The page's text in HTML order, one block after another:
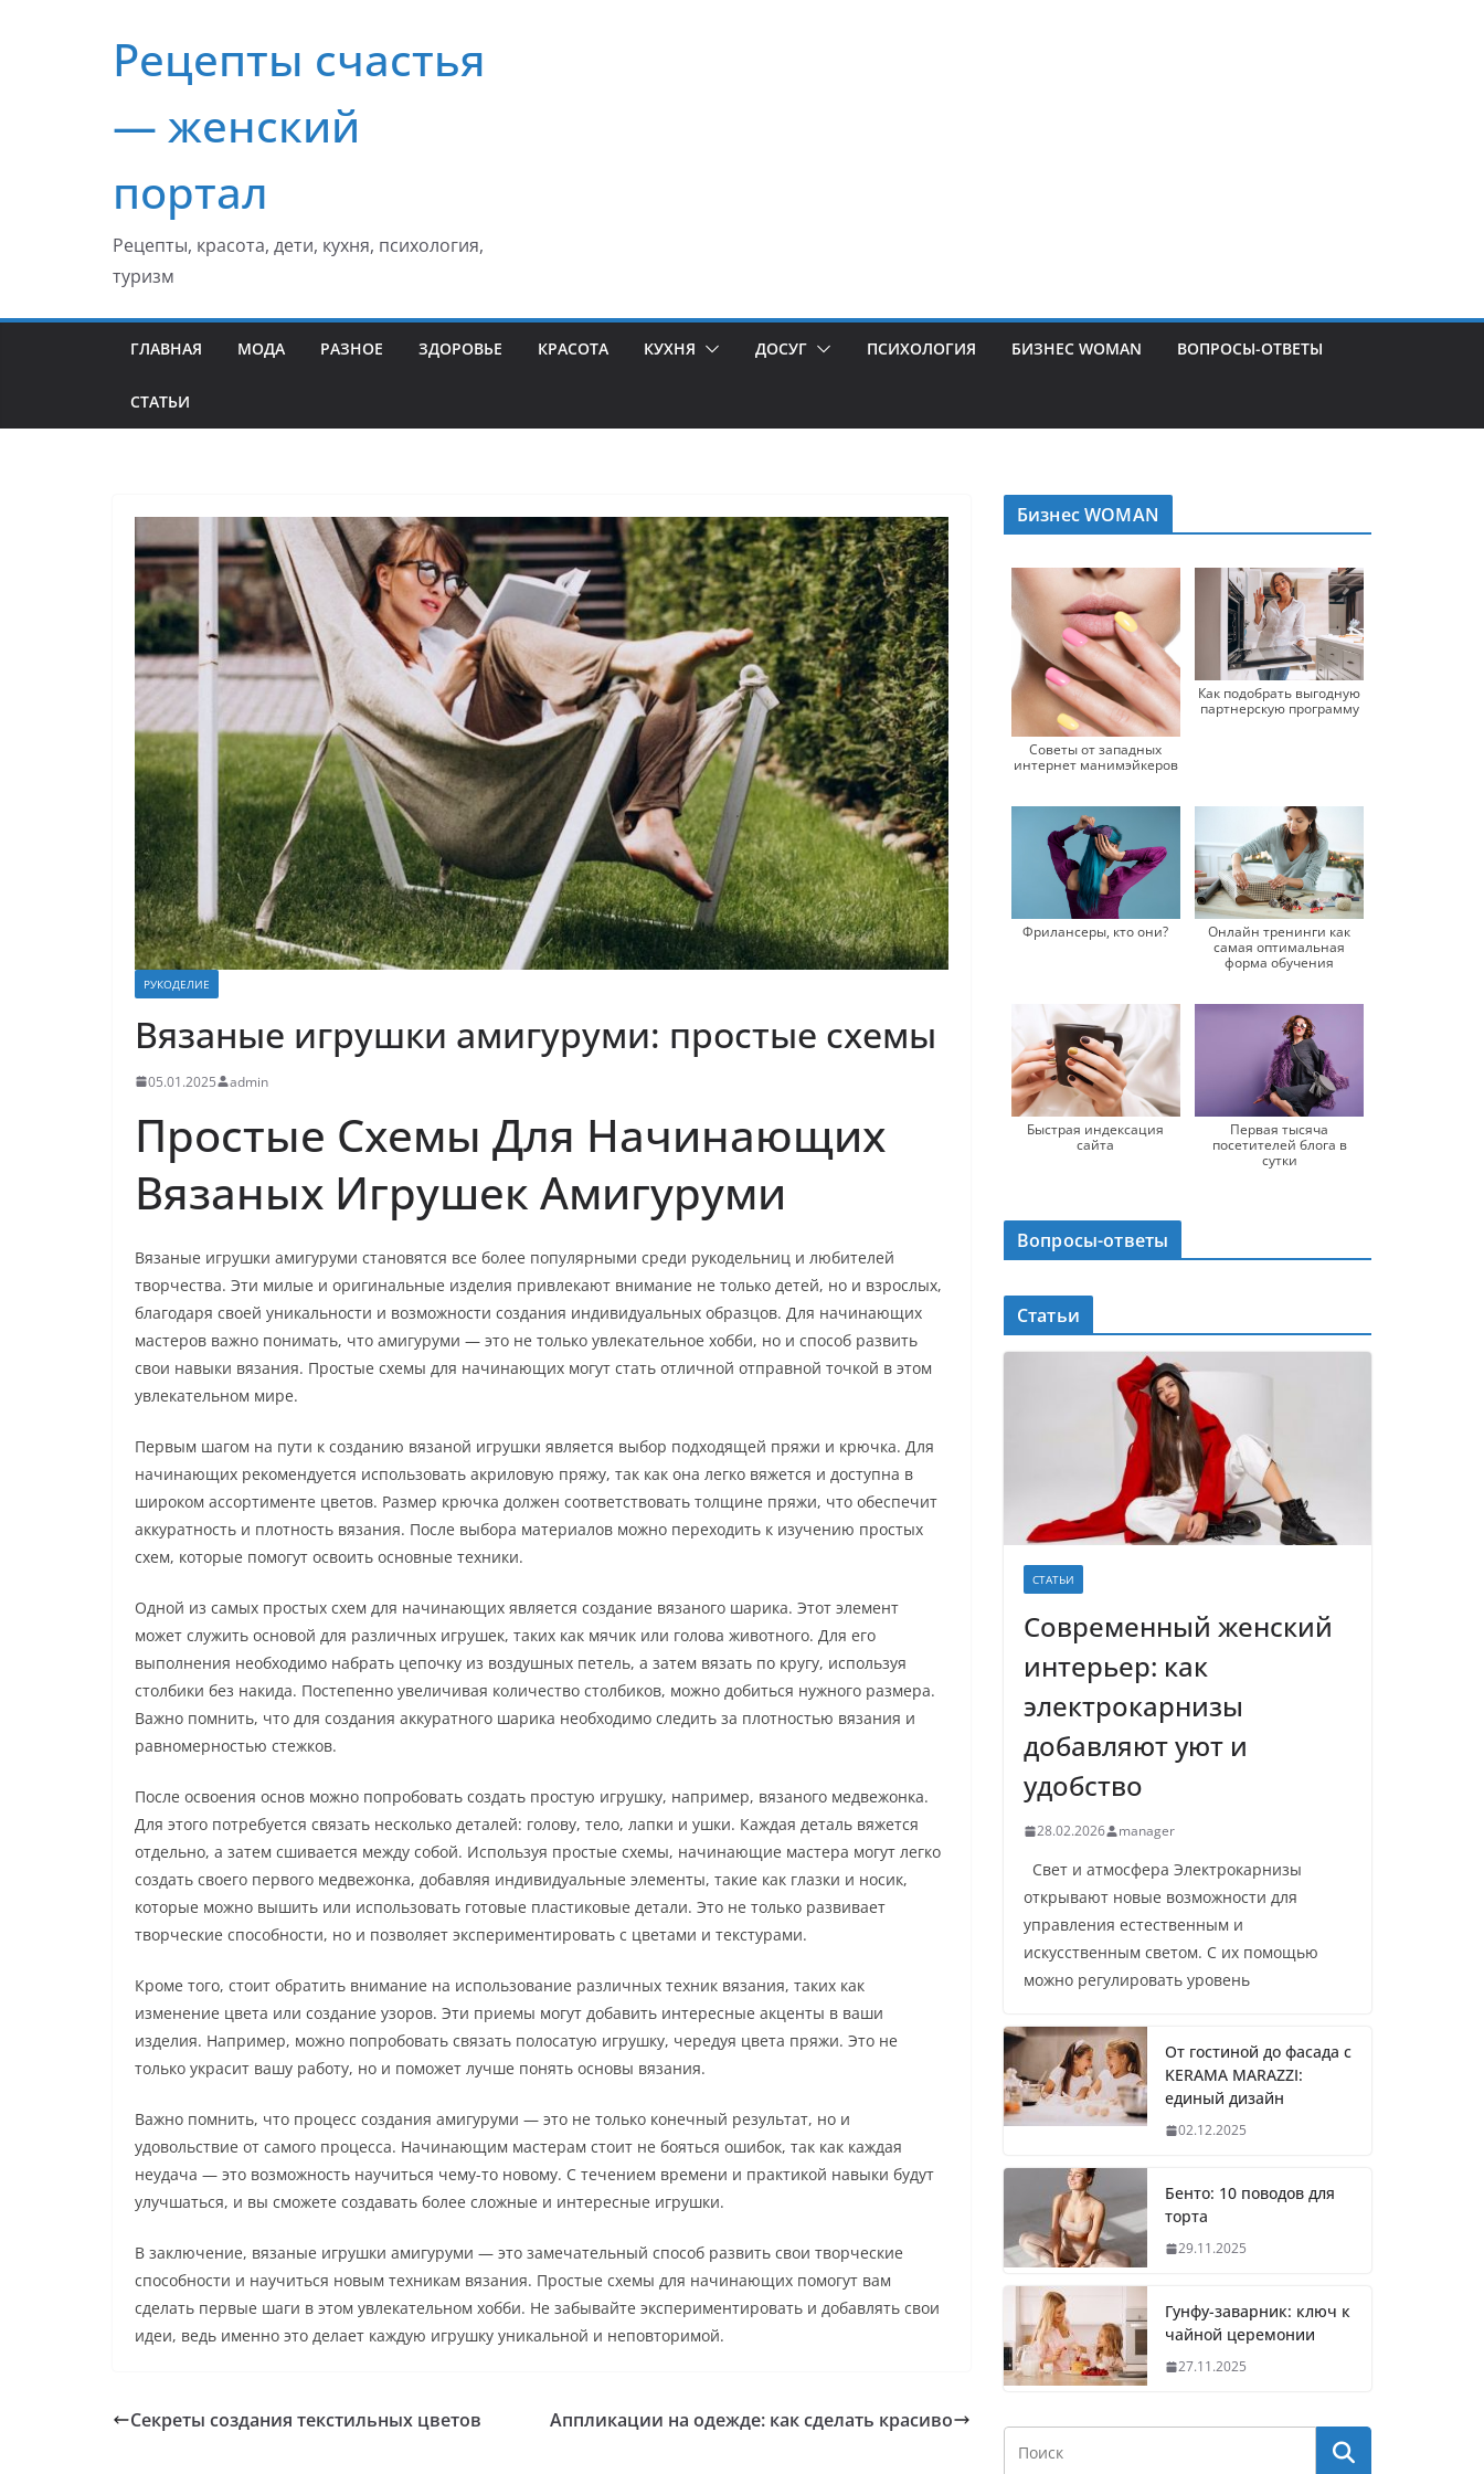
содержимомуРецепты счастья
— женский
портал
Рецепты, красота, дети, кухня, психология,
туризм
ГЛАВНАЯ МОДА РАЗНОЕ ЗДОРОВЬЕ КРАСОТА КУХНЯ ДОСУГ ПСИХОЛОГИЯ БИЗНЕС WOMAN ВОПРОСЫ-ОТВЕТЫ
СТАТЬИ
РУКОДЕЛИЕ
Вязаные игрушки амигуруми: простые схемы
05.01.2025 admin
Простые Схемы Для Начинающих
Вязаных Игрушек Амигуруми
Вязаные игрушки амигуруми становятся все более популярными среди рукодельниц и любителей
творчества. Эти милые и оригинальные изделия привлекают внимание не только детей, но и взрослых,
благодаря своей уникальности и возможности создания индивидуальных образцов. Для начинающих
мастеров важно понимать, что амигуруми — это не только увлекательное хобби, но и способ развить
свои навыки вязания. Простые схемы для начинающих могут стать отличной отправной точкой в этом
увлекательном мире.
Первым шагом на пути к созданию вязаной игрушки является выбор подходящей пряжи и крючка. Для
начинающих рекомендуется использовать акриловую пряжу, так как она легко вяжется и доступна в
широком ассортименте цветов. Размер крючка должен соответствовать толщине пряжи, что обеспечит
аккуратность и плотность вязания. После выбора материалов можно переходить к изучению простых
схем, которые помогут освоить основные техники.
Одной из самых простых схем для начинающих является создание вязаного шарика. Этот элемент
может служить основой для различных игрушек, таких как мячик или голова животного. Для его
выполнения необходимо набрать цепочку из воздушных петель, а затем вязать по кругу, используя
столбики без накида. Постепенно увеличивая количество столбиков, можно добиться нужного размера.
Важно помнить, что для создания аккуратного шарика необходимо следить за плотностью вязания и
равномерностью стежков.
После освоения основ можно попробовать создать простую игрушку, например, вязаного медвежонка.
Для этого потребуется связать несколько деталей: голову, тело, лапки и ушки. Каждая деталь вяжется
отдельно, а затем сшивается между собой. Используя простые схемы, начинающие мастера могут легко
создать своего первого медвежонка, добавляя индивидуальные элементы, такие как глазки и носик,
которые можно вышить или использовать готовые пластиковые детали. Это не только развивает
творческие способности, но и позволяет экспериментировать с цветами и текстурами.
Кроме того, стоит обратить внимание на использование различных техник вязания, таких как
изменение цвета или создание узоров. Эти приемы могут добавить интересные акценты в ваши
изделия. Например, можно попробовать связать полосатую игрушку, чередуя цвета пряжи. Это не
только украсит вашу работу, но и поможет лучше понять основы вязания.
Важно помнить, что процесс создания амигуруми — это не только конечный результат, но и
удовольствие от самого процесса. Начинающим мастерам стоит не бояться ошибок, так как каждая
неудача — это возможность научиться чему-то новому. С течением времени и практикой навыки будут
улучшаться, и вы сможете создавать более сложные и интересные игрушки.
В заключение, вязаные игрушки амигуруми — это замечательный способ развить свои творческие
способности и научиться новым техникам вязания. Простые схемы для начинающих помогут вам
сделать первые шаги в этом увлекательном хобби. Не забывайте экспериментировать и добавлять свои
идеи, ведь именно это делает каждую игрушку уникальной и неповторимой.
Секреты создания текстильных цветов Аппликации на одежде: как сделать красиво
Бизнес WOMAN
Советы от западных
интернет манимэйкеров
Как подобрать выгодную
партнерскую программу
Фрилансеры, кто они?
Онлайн тренинги как
самая оптимальная
форма обучения
Быстрая индексация
сайта
Первая тысяча
посетителей блога в
сутки
Вопросы-ответы
Статьи
СТАТЬИ
Современный женский
интерьер: как
электрокарнизы
добавляют уют и
удобство
28.02.2026 manager
Свет и атмосфера Электрокарнизы
открывают новые возможности для
управления естественным и
искусственным светом. С их помощью
можно регулировать уровень
От гостиной до фасада с
KERAMA MARAZZI:
единый дизайн
02.12.2025
Бенто: 10 поводов для
торта
29.11.2025
Гунфу-заварник: ключ к
чайной церемонии
27.11.2025